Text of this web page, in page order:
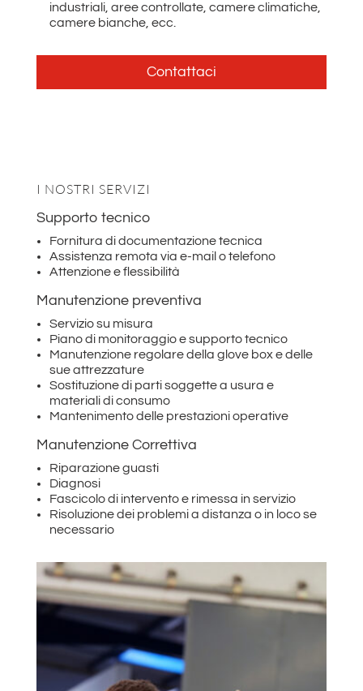
industriali, aree controllate, camere climatiche,
camere bianche, ecc.
Contattaci
I NOSTRI SERVIZI
Supporto tecnico
Fornitura di documentazione tecnica
Assistenza remota via e-mail o telefono
Attenzione e flessibilità
Manutenzione preventiva
Servizio su misura
Piano di monitoraggio e supporto tecnico
Manutenzione regolare della glove box e delle
sue attrezzature
Sostituzione di parti soggette a usura e
materiali di consumo
Mantenimento delle prestazioni operative
Manutenzione Correttiva
Riparazione guasti
Diagnosi
Fascicolo di intervento e rimessa in servizio
Risoluzione dei problemi a distanza o in loco se
necessario